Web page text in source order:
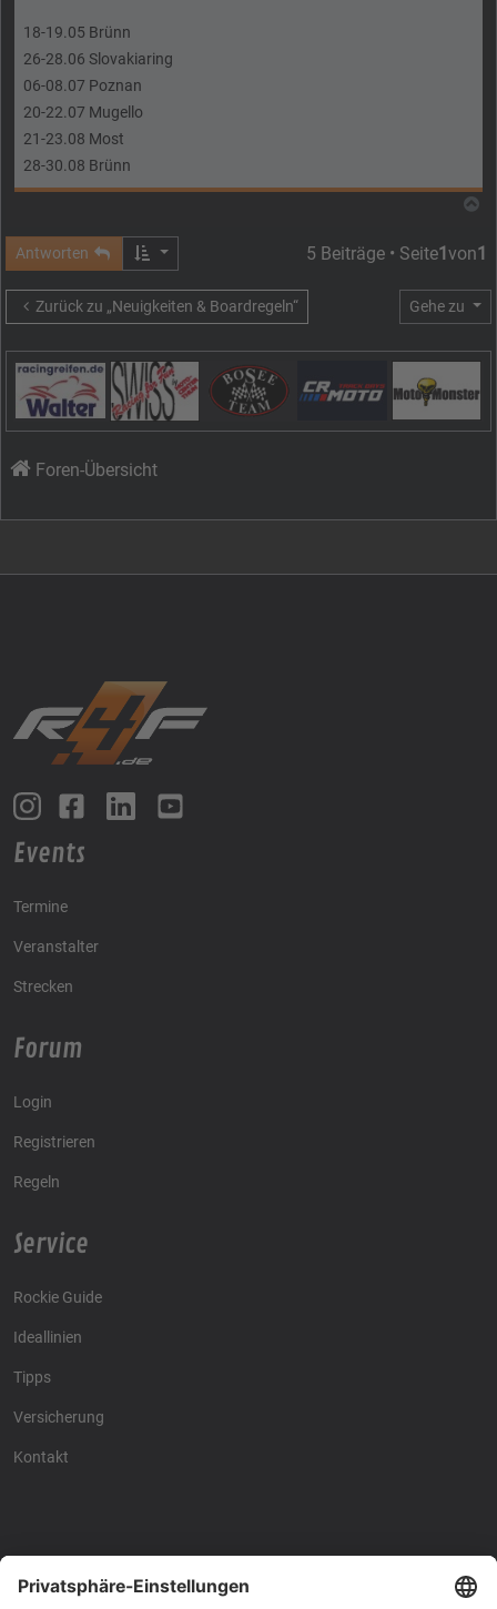
18-19.05 Brünn
26-28.06 Slovakiaring
06-08.07 Poznan
20-22.07 Mugello
21-23.08 Most
28-30.08 Brünn
Antworten 5 Beiträge • Seite1von1
Zurück zu „Neuigkeiten & Boardregeln“ Gehe zu
Foren-Übersicht
Events
Termine
Veranstalter
Strecken
Forum
Login
Registrieren
Regeln
Service
Rockie Guide
Ideallinien
Tipps
Versicherung
Kontakt